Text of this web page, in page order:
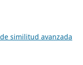
similitud avanzada